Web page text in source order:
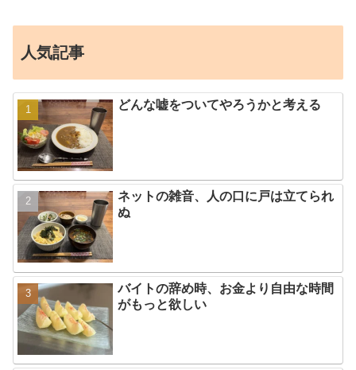
人気記事
どんな嘘をついてやろうかと考える
ネットの雑音、人の口に戸は立てられ
ぬ
バイトの辞め時、お金より自由な時間
がもっと欲しい